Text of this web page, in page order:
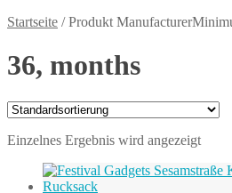
Startseite /Produkt
36, months
Einzelnes Ergebnis wird angezeigt